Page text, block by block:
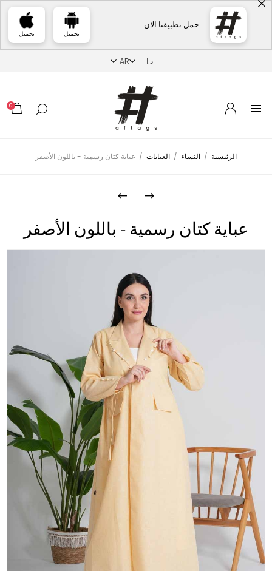
حمل تطبيقنا الان .
تحميل تحميل
0
الرئيسية / النساء / العبايات / عباية كتان رسمية - باللون الأصفر
عباية كتان رسمية - باللون الأصفر